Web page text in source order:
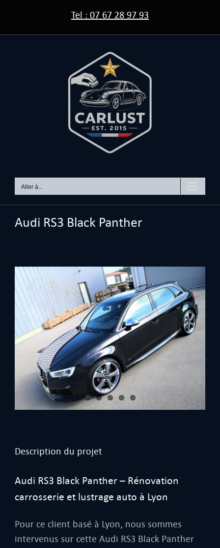
contenu
Tel : 07 67 28 97 93
Aller à...
Audi RS3 Black Panther
View
Larger
Image
Description du projet
Audi RS3 Black Panther – Rénovation
carrosserie et lustrage auto à Lyon
Pour ce client basé à Lyon, nous sommes
intervenus sur cette Audi RS3 Black Panther